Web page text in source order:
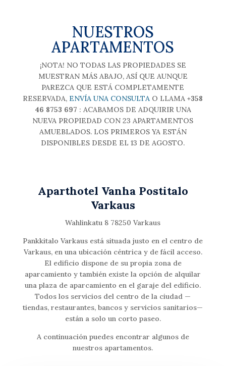
NUESTROS
APARTAMENTOS
¡NOTA! NO TODAS LAS PROPIEDADES SE
MUESTRAN MÁS ABAJO, ASÍ QUE AUNQUE
PAREZCA QUE ESTÁ COMPLETAMENTE
RESERVADA, ENVÍA UNA CONSULTA O LLAMA+358
46 8753 697 : ACABAMOS DE ADQUIRIR UNA
NUEVA PROPIEDAD CON 23 APARTAMENTOS
AMUEBLADOS. LOS PRIMEROS YA ESTÁN
DISPONIBLES DESDE EL 13 DE AGOSTO.
Aparthotel Vanha Postitalo
Varkaus
Wahlinkatu 8 78250 Varkaus
Pankkitalo Varkaus está situada justo en el centro de
Varkaus, en una ubicación céntrica y de fácil acceso.
El edificio dispone de su propia zona de
aparcamiento y también existe la opción de alquilar
una plaza de aparcamiento en el garaje del edificio.
Todos los servicios del centro de la ciudad —
tiendas, restaurantes, bancos y servicios sanitarios—
están a solo un corto paseo.
A continuación puedes encontrar algunos de
nuestros apartamentos.